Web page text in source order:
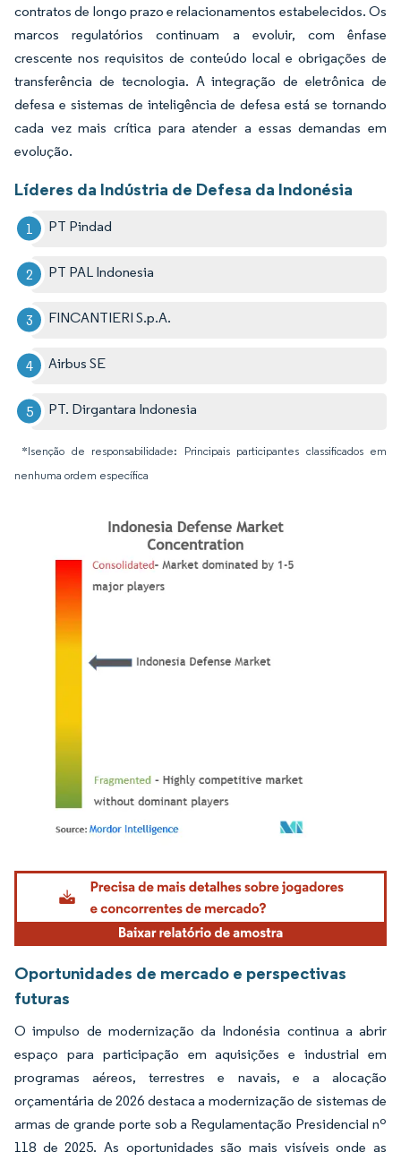
contratos de longo prazo e relacionamentos estabelecidos. Os
marcos regulatórios continuam a evoluir, com ênfase
crescente nos requisitos de conteúdo local e obrigações de
transferência de tecnologia. A integração de eletrônica de
defesa e sistemas de inteligência de defesa está se tornando
cada vez mais crítica para atender a essas demandas em
evolução.
Líderes da Indústria de Defesa da Indonésia
PT Pindad
PT PAL Indonesia
FINCANTIERI S.p.A.
Airbus SE
PT. Dirgantara Indonesia
*Isenção de responsabilidade: Principais participantes classificados em
nenhuma ordem específica
Imagem © Mordor Intelligence. O reuso requer atribuição conforme CC BY 4.0.
Oportunidades de mercado e perspectivas
futuras
O impulso de modernização da Indonésia continua a abrir
espaço para participação em aquisições e industrial em
programas aéreos, terrestres e navais, e a alocação
orçamentária de 2026 destaca a modernização de sistemas de
armas de grande porte sob a Regulamentação Presidencial nº
118 de 2025. As oportunidades são mais visíveis onde as